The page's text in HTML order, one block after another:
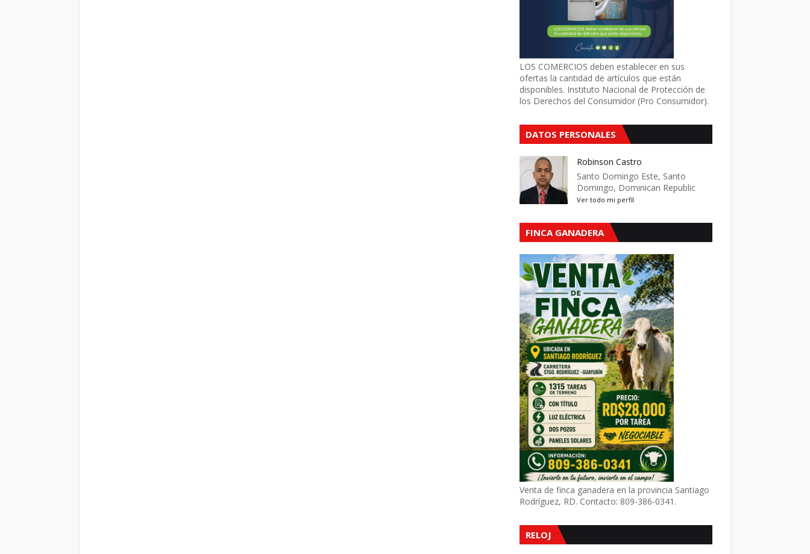
LOS COMERCIOS deben establecer en sus
ofertas la cantidad de artículos que están
disponibles. Instituto Nacional de Protección de
los Derechos del Consumidor (Pro Consumidor).
DATOS PERSONALES
Robinson Castro
Santo Domingo Este, Santo
Domingo, Dominican Republic
Ver todo mi perfil
FINCA GANADERA
Venta de finca ganadera en la provincia Santiago
Rodríguez, RD. Contacto: 809-386-0341.
RELOJ